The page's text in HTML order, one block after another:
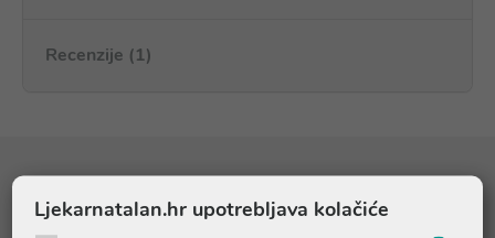
Recenzije (1)
Sastojci
Ljekarnatalan.hr upotrebljava kolačiće